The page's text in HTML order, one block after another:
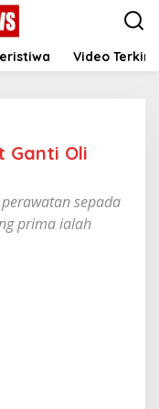
Video Terkini
Ganti Oli
sepada
prima ialah